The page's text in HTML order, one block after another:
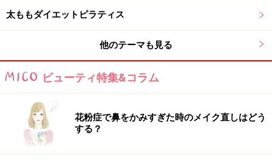
太ももダイエットピラティス
他のテーマも見る
ビューティ特集&コラム
花粉症で鼻をかみすぎた時のメイク直しはどう
する？